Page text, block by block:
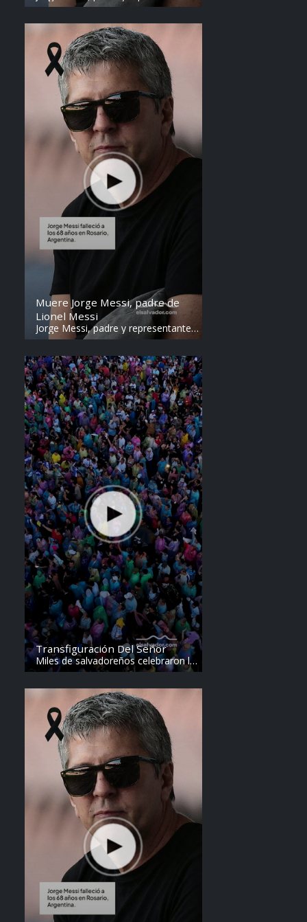
de Lionel Messi, falleció a los 68
clave en la carrera del astro
argentino desde sus primeros años.
Muere Jorge Messi, padre de
Lionel Messi
Jorge Messi, padre y representante
de Lionel Messi, falleció a los 68
clave en la carrera del astro
argentino desde sus primeros años.
Transfiguración Del Señor
Miles de salvadoreños celebraron la
Transfiguración del Divino Salvador
Steven Anzora